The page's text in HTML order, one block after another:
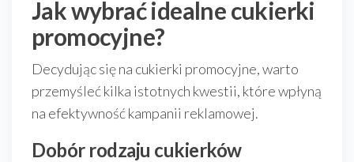
Jak wybrać idealne cukierki
promocyjne?
Decydując się na cukierki promocyjne, warto
przemyśleć kilka istotnych kwestii, które wpłyną
na efektywność kampanii reklamowej.
Dobór rodzaju cukierków